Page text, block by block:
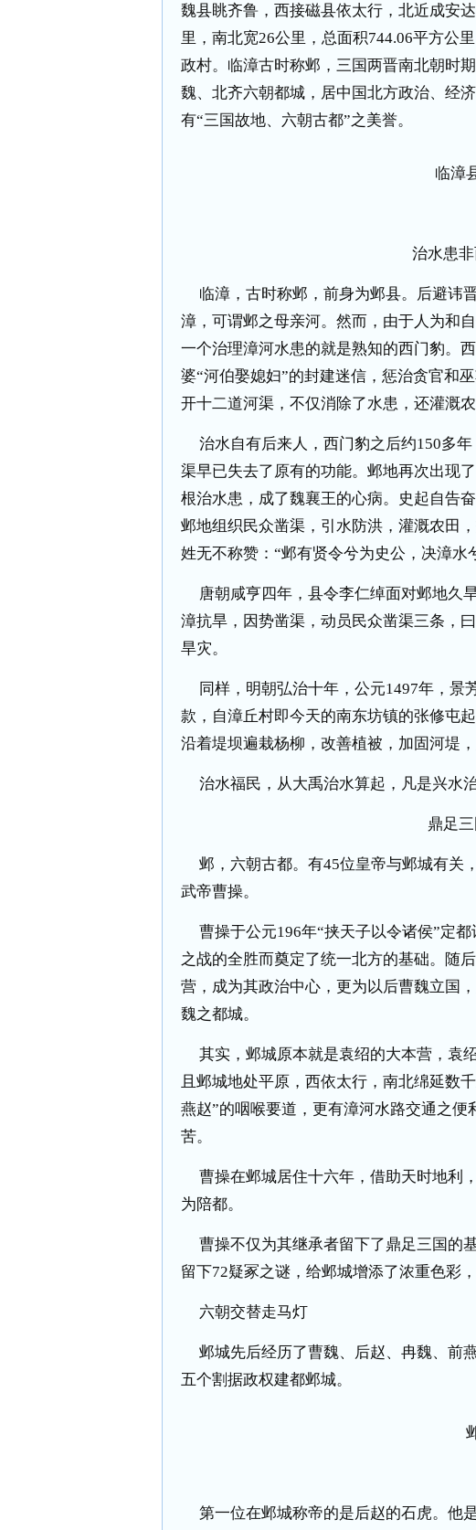
魏县眺齐鲁，西接磁县依太行，北近成安
里，南北宽26公里，总面积744.06平方公
政村。临漳古时称邺，三国两晋南北朝时
魏、北齐六朝都城，居中国北方政治、经
有“三国故地、六朝古都”之美誉。
临漳
治水患
临漳，古时称邺，前身为邺县。后避讳
漳，可谓邺之母亲河。然而，由于人为和
一个治理漳河水患的就是熟知的西门豹。
婆“河伯娶媳妇”的封建迷信，惩治贪官和
开十二道河渠，不仅消除了水患，还灌溉
治水自有后来人，西门豹之后约150多
渠早已失去了原有的功能。邺地再次出现
根治水患，成了魏襄王的心病。史起自告
邺地组织民众凿渠，引水防洪，灌溉农田
姓无不称赞：“邺有贤令兮为史公，决漳水
唐朝咸亨四年，县令李仁绰面对邺地久
漳抗旱，因势凿渠，动员民众凿渠三条，
旱灾。
同样，明朝弘治十年，公元1497年，景
款，自漳丘村即今天的南东坊镇的张修屯
沿着堤坝遍栽杨柳，改善植被，加固河堤，
治水福民，从大禹治水算起，凡是兴水
鼎足
邺，六朝古都。有45位皇帝与邺城有关
武帝曹操。
曹操于公元196年“挟天子以令诸侯”定
之战的全胜而奠定了统一北方的基础。随
营，成为其政治中心，更为以后曹魏立国
魏之都城。
其实，邺城原本就是袁绍的大本营，袁
且邺城地处平原，西依太行，南北绵延数
燕赵”的咽喉要道，更有漳河水路交通之
苦。
曹操在邺城居住十六年，借助天时地利
为陪都。
曹操不仅为其继承者留下了鼎足三国的
留下72疑冢之谜，给邺城增添了浓重色彩
六朝交替走马灯
邺城先后经历了曹魏、后赵、冉魏、前
五个割据政权建都邺城。
第一位在邺城称帝的是后赵的石虎。他